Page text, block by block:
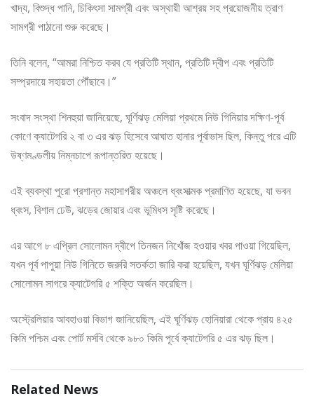
খাদ্য, বিশুদ্ধ পানি, চিকিৎসা সামগ্রী এবং অস্থায়ী আশ্রয় সহ প্রয়োজনীয় ত্রাণ
সামগ্রী পাঠানো শুরু করেছে।
তিনি বলেন, “আমরা নিশ্চিত করব যে প্রতিটি স্থান, প্রতিটি দ্বীপ এবং প্রতিটি
সম্প্রদায়ে সহায়তা পৌঁছাবে।”
সংবাদ সংস্থা শিনহুয়া জানিয়েছে, ঘূর্ণিঝড় মেলিয়া প্রথমে নিউ গিনিয়ার দক্ষিণ-পূর্ব
কোণে ক্যাটেগরি ২ বা ৩ এর ঝড় হিসেবে আঘাত হানার পূর্বাভাস ছিল, কিন্তু পরে এটি
উষ্ণমণ্ডলীয় নিম্নচাপে রূপান্তরিত হয়েছে।
এই ব্যবস্থা পুরো প্রশান্ত মহাসাগরীয় অঞ্চলে ধ্বংসাত্মক প্রমাণিত হয়েছে, যা ভবন
ধ্বংস, বিশাল ঢেউ, ঝড়ের জোয়ার এবং ভূমিধস সৃষ্টি করেছে।
এর আগে ৮ এপ্রিল সোলোমন দ্বীপে তিনজন নিখোঁজ হওয়ার খবর পাওয়া গিয়েছিল,
যখন পূর্ব পাপুয়া নিউ গিনিতে জরুরি সতর্কতা জারি করা হয়েছিল, যখন ঘূর্ণিঝড় মেলিয়া
সোলোমন সাগরে ক্যাটেগরি ৫ শক্তি অর্জন করেছিল।
অস্ট্রেলিয়ার আবহাওয়া বিভাগ জানিয়েছিল, এই ঘূর্ণিঝড় হোনিয়ারা থেকে প্রায় ৪২৫
কিমি পশ্চিম এবং পোর্ট মর্সবি থেকে ৯৮০ কিমি পূর্বে ক্যাটেগরি ৫ এর ঝড় ছিল।
Related News